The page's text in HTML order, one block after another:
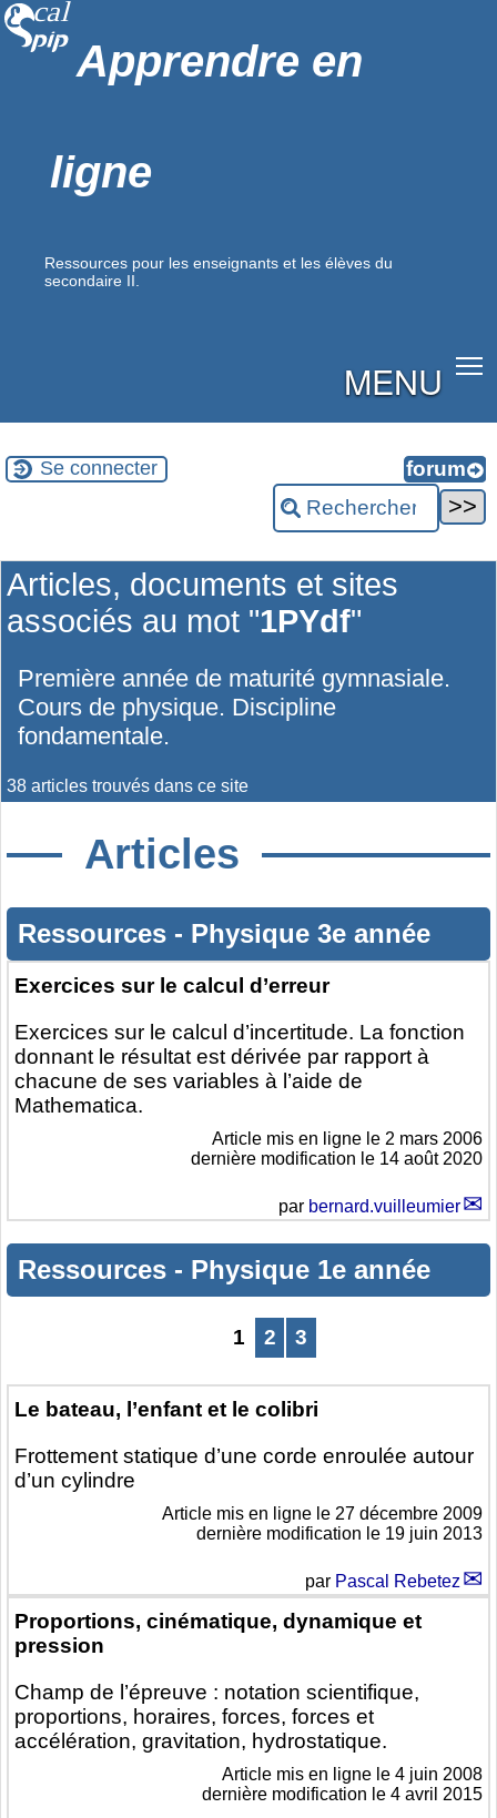
Apprendre en
ligne
Ressources pour les enseignants et les élèves du
secondaire II.
MENU
Se connecter
Articles, documents et sites
associés au mot "1PYdf"
Première année de maturité gymnasiale.
Cours de physique. Discipline
fondamentale.
38 articles trouvés dans ce site
Articles
Ressources - Physique 3e année
Exercices sur le calcul d’erreur
Exercices sur le calcul d’incertitude. La fonction
donnant le résultat est dérivée par rapport à
chacune de ses variables à l’aide de
Mathematica.
Article mis en ligne le 2 mars 2006
dernière modification le 14 août 2020
par bernard.vuilleumier
Ressources - Physique 1e année
1 2 3
Le bateau, l’enfant et le colibri
Frottement statique d’une corde enroulée autour
d’un cylindre
Article mis en ligne le 27 décembre 2009
dernière modification le 19 juin 2013
par Pascal Rebetez
Proportions, cinématique, dynamique et
pression
Champ de l’épreuve : notation scientifique,
proportions, horaires, forces, forces et
accélération, gravitation, hydrostatique.
Article mis en ligne le 4 juin 2008
dernière modification le 4 avril 2015